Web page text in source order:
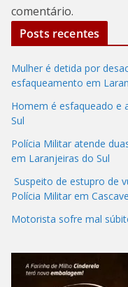
comentário.
Posts recentes
Mulher é detida por
esfaqueamento em
Homem é esfaqueado e
Sul
Polícia Militar atende
em Laranjeiras do Sul
Suspeito de estupro de
Polícia Militar em
Motorista sofre mal